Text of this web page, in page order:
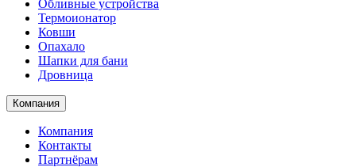
Обливные устройства
Термоионатор
Ковши
Опахало
Шапки для бани
Дровница
Компания
Компания
Контакты
Партнёрам